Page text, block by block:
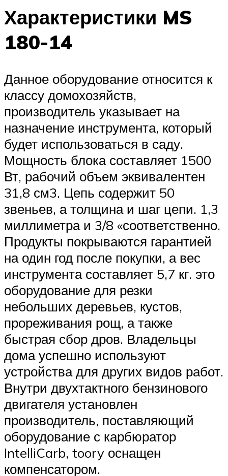
Характеристики MS
180-14
Данное оборудование относится к
классу домохозяйств,
производитель указывает на
назначение инструмента, который
будет использоваться в саду.
Мощность блока составляет 1500
Вт, рабочий объем эквивалентен
31,8 см3. Цепь содержит 50
звеньев, а толщина и шаг цепи. 1,3
миллиметра и 3/8 «соответственно.
Продукты покрываются гарантией
на один год после покупки, а вес
инструмента составляет 5,7 кг. это
оборудование для резки
небольших деревьев, кустов,
прореживания рощ, а также
быстрая сбор дров. Владельцы
дома успешно используют
устройства для других видов работ.
Внутри двухтактного бензинового
двигателя установлен
производитель, поставляющий
оборудование с карбюратор
IntelliCarb, toory оснащен
компенсатором.